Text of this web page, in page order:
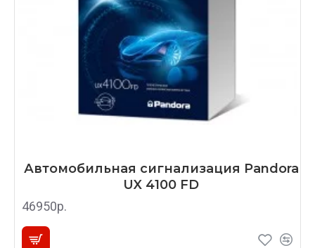
Автомобильная сигнализация Pandora
UX 4100 FD
46950р.